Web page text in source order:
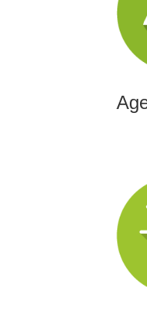
Diseñamos agentes
automatizar
la
La IA permitirá a su
algoritmos y las
análisis de